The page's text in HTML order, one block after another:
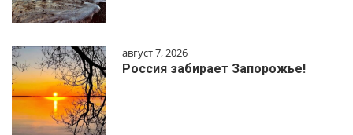
август 7, 2026
Россия забирает Запорожье!